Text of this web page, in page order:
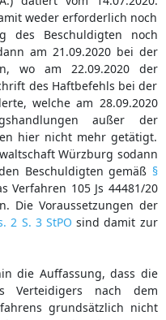
weder erforderlich noch
des Beschuldigten noch
am 21.09.2020 bei der
wo am 22.09.2020 der
des Haftbefehls bei der
welche am 28.09.2020
außer der
hier nicht mehr getätigt.
Würzburg sodann
Beschuldigten gemäß §
Verfahren 105 Js 44481/20
Die Voraussetzungen der
2 S. 3 StPO sind damit zur
die Auffassung, dass die
Verteidigers nach dem
grundsätzlich nicht